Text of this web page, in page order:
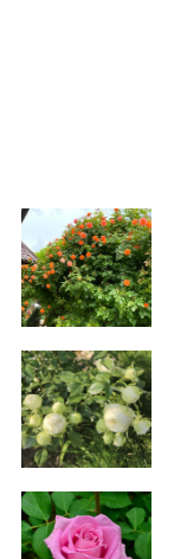
Westerland
Lemon peony
Aqua